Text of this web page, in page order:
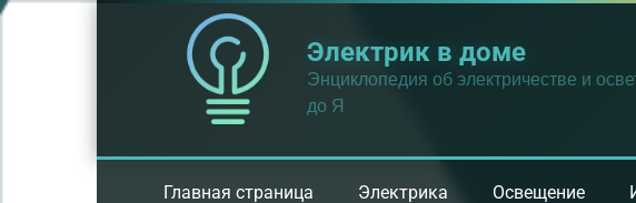
Перейти
Электрик в доме
Энциклопедия об электричестве и
до Я
Главная страница Электрика Освещение